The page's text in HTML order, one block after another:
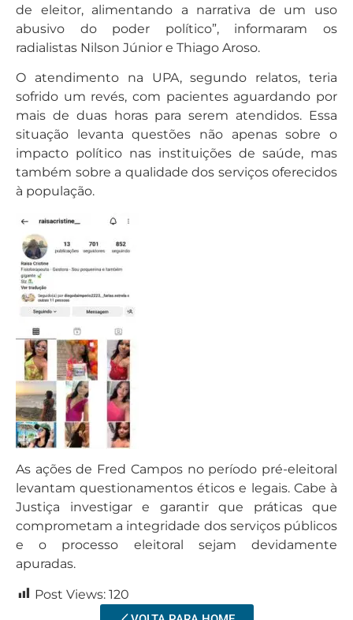
de eleitor, alimentando a narrativa de um uso
abusivo do poder político”, informaram os
radialistas Nilson Júnior e Thiago Aroso.
O atendimento na UPA, segundo relatos, teria
sofrido um revés, com pacientes aguardando por
mais de duas horas para serem atendidos. Essa
situação levanta questões não apenas sobre o
impacto político nas instituições de saúde, mas
também sobre a qualidade dos serviços oferecidos
à população.
As ações de Fred Campos no período pré-eleitoral
levantam questionamentos éticos e legais. Cabe à
Justiça investigar e garantir que práticas que
comprometam a integridade dos serviços públicos
e o processo eleitoral sejam devidamente
apuradas.
Post Views: 120